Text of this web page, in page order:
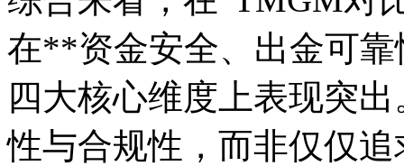
在**资金安全、出金可
四大核心维度上表现突
性与合规性，而非仅仅